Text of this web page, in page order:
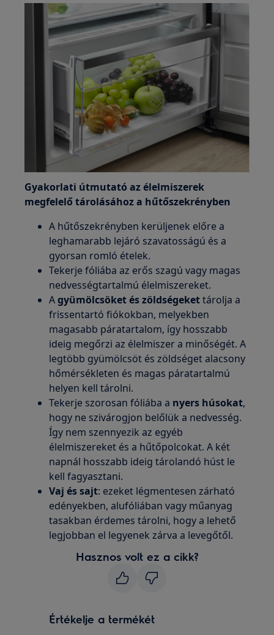
Gyakorlati útmutató az élelmiszerek
megfelelő tárolásához a hűtőszekrényben
A hűtőszekrényben kerüljenek előre a
leghamarabb lejáró szavatosságú és a
gyorsan romló ételek.
Tekerje fóliába az erős szagú vagy magas
nedvességtartalmú élelmiszereket.
Agyümölcsöket és zöldségekettárolja a
frissentartó fiókokban, melyekben
magasabb páratartalom, így hosszabb
ideig megőrzi az élelmiszer a minőségét. A
legtöbb gyümölcsöt és zöldséget alacsony
hőmérsékleten és magas páratartalmú
helyen kell tárolni.
Tekerje szorosan fóliába a nyers húsokat,
hogy ne szivárogjon belőlük a nedvesség.
Így nem szennyezik az egyéb
élelmiszereket és a hűtőpolcokat. A két
napnál hosszabb ideig tárolandó húst le
kell fagyasztani.
Vaj és sajt: ezeket légmentesen zárható
edényekben, alufóliában vagy műanyag
tasakban érdemes tárolni, hogy a lehető
legjobban el legyenek zárva a levegőtől.
Hasznos volt ez a cikk?
Értékelje a termékét